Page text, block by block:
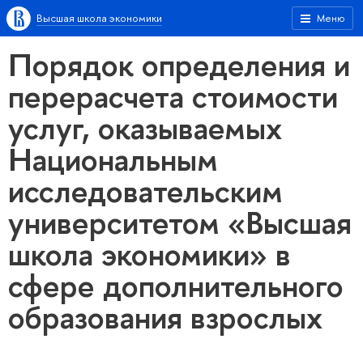
Меню
Высшая школа экономики
Порядок определения и
перерасчета стоимости
услуг, оказываемых
Национальным
исследовательским
университетом «Высшая
школа экономики» в
сфере дополнительного
образования взрослых